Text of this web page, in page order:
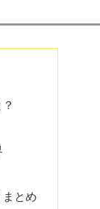
とめ